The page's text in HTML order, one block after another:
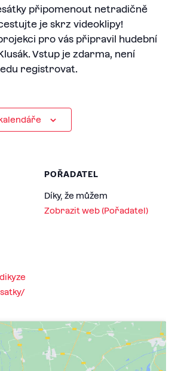
připomenout netradičně
je skrz videoklipy!
pro vás připravil hudební
Vstup je zdarma, není
registrovat.
POŘADATEL
Díky, že můžem
Zobrazit web (Pořadatel)